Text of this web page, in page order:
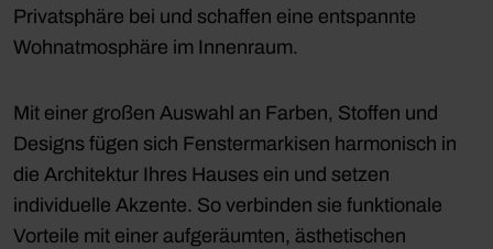
Privatsphäre bei und schaffen eine entspannte
Wohnatmosphäre im Innenraum.
Mit einer großen Auswahl an Farben, Stoffen und
Designs fügen sich Fenstermarkisen harmonisch in
die Architektur Ihres Hauses ein und setzen
individuelle Akzente. So verbinden sie funktionale
Vorteile mit einer aufgeräumten, ästhetischen